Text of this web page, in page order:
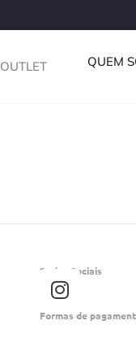
OUTLET QUEM
Redes Sociais
I
n
s
Formas de